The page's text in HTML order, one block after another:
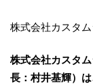
株式会社カスタ
株式会社カスタ
長：村井基輝）